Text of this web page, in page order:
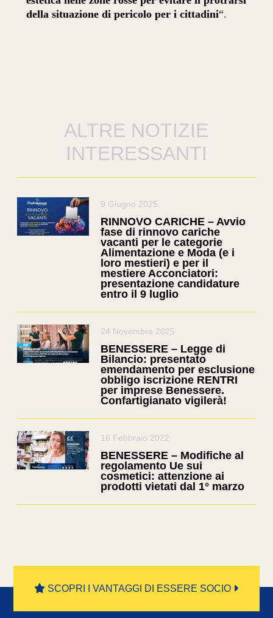
della situazione di pericolo per i cittadini“.
ALTRE NOTIZIE
INTERESSANTI
9 Giugno 2025
RINNOVO CARICHE – Avvio
fase di rinnovo cariche
vacanti per le categorie
Alimentazione e Moda (e i
loro mestieri) e per il
mestiere Acconciatori:
presentazione candidature
entro il 9 luglio
24 Novembre 2025
BENESSERE – Legge di
Bilancio: presentato
emendamento per esclusione
obbligo iscrizione RENTRI
per imprese Benessere.
Confartigianato vigilerà!
16 Febbraio 2022
BENESSERE – Modifiche al
regolamento Ue sui
cosmetici: attenzione ai
prodotti vietati dal 1° marzo
SCOPRI I VANTAGGI DI ESSERE SOCIO